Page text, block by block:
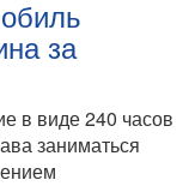
за
в виде 240 часов
заниматься